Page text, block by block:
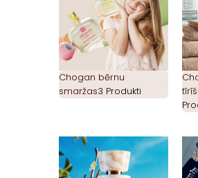
Chogan bērnu
smaržas3 Produkti